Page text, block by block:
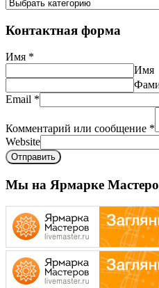
Контактная форма
Имя *
Имя
Email *
Комментарий или сообщение *
Website
Отправить
Мы на Ярмарке